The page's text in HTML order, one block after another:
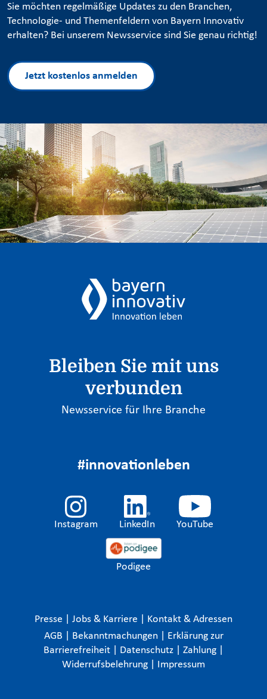
Sie möchten regelmäßige Updates zu den Branchen,
Technologie- und Themenfeldern von Bayern Innovativ
erhalten? Bei unserem Newsservice sind Sie genau richtig!
Jetzt kostenlos anmelden
Bleiben Sie mit uns
verbunden
Newsservice für Ihre Branche
#innovationleben
Instagram LinkedIn YouTube
Podigee
Presse Jobs & Karriere
Kontakt & Adressen
AGB
Bekanntmachungen
Erklärung zur
Barrierefreiheit
Datenschutz Zahlung
Widerrufsbelehrung
Impressum